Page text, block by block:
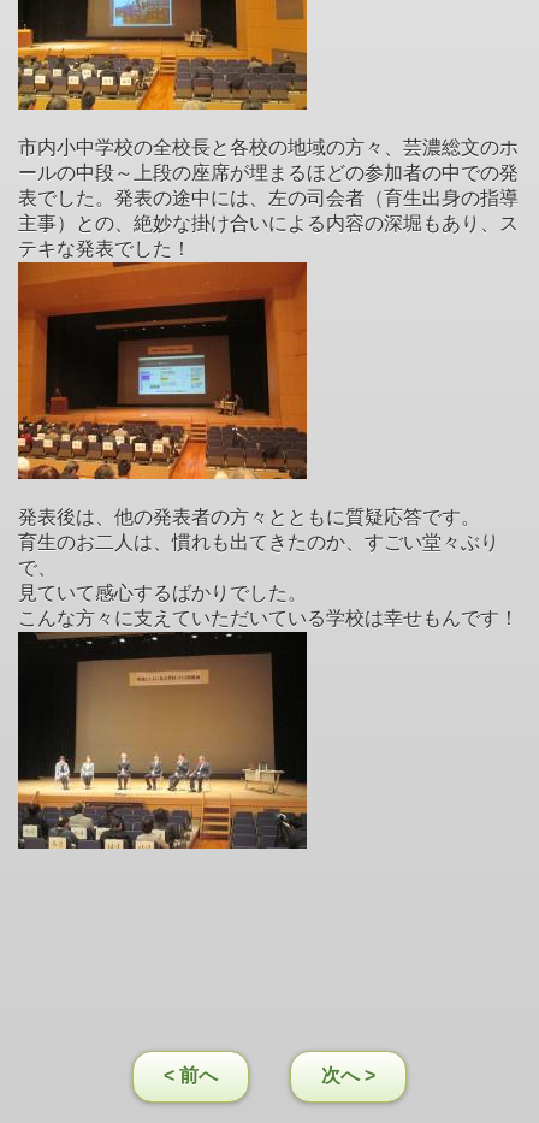
市内小中学校の全校長と各校の地域の方々、芸濃総文のホ
ールの中段～上段の座席が埋まるほどの参加者の中での発
表でした。発表の途中には、左の司会者（育生出身の指導
主事）との、絶妙な掛け合いによる内容の深堀もあり、ス
テキな発表でした！
発表後は、他の発表者の方々とともに質疑応答です。
育生のお二人は、慣れも出てきたのか、すごい堂々ぶり
で、
見ていて感心するばかりでした。
こんな方々に支えていただいている学校は幸せもんです！
< 前へ 次へ >